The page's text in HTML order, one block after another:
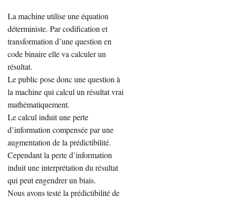
La machine utilise une équation
déterministe. Par codification et
transformation d’une question en
code binaire elle va calculer un
résultat.
Le public pose donc une question à
la machine qui calcul un résultat vrai
mathématiquement.
Le calcul induit une perte
d’information compensée par une
augmentation de la prédictibilité.
Cependant la perte d’information
induit une interprétation du résultat
qui peut engendrer un biais.
Nous avons testé la prédictibilité de